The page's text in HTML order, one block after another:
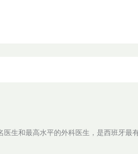
生和最高水平的外科医生，是西班牙最